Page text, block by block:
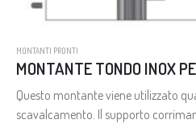
MONTANTI PRONTI
Questo montante viene utilizzato
scavalcamento. Il supporto